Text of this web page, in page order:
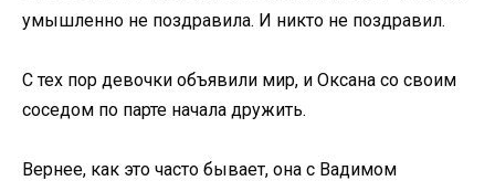
умышленно не поздравила. И никто не поздравил.
С тех пор девочки объявили мир, и Оксана со своим
соседом по парте начала дружить.
Вернее, как это часто бывает, она с Вадимом